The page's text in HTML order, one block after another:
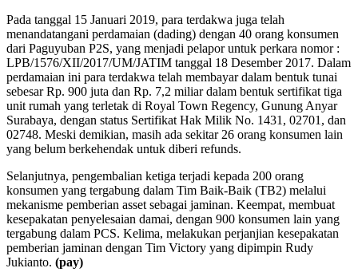
Pada tanggal 15 Januari 2019, para terdakwa juga telah
menandatangani perdamaian (dading) dengan 40 orang konsumen
dari Paguyuban P2S, yang menjadi pelapor untuk perkara nomor :
LPB/1576/XII/2017/UM/JATIM tanggal 18 Desember 2017. Dalam
perdamaian ini para terdakwa telah membayar dalam bentuk tunai
sebesar Rp. 900 juta dan Rp. 7,2 miliar dalam bentuk sertifikat tiga
unit rumah yang terletak di Royal Town Regency, Gunung Anyar
Surabaya, dengan status Sertifikat Hak Milik No. 1431, 02701, dan
02748. Meski demikian, masih ada sekitar 26 orang konsumen lain
yang belum berkehendak untuk diberi refunds.
Selanjutnya, pengembalian ketiga terjadi kepada 200 orang
konsumen yang tergabung dalam Tim Baik-Baik (TB2) melalui
mekanisme pemberian asset sebagai jaminan. Keempat, membuat
kesepakatan penyelesaian damai, dengan 900 konsumen lain yang
tergabung dalam PCS. Kelima, melakukan perjanjian kesepakatan
pemberian jaminan dengan Tim Victory yang dipimpin Rudy
Jukianto. (pay)